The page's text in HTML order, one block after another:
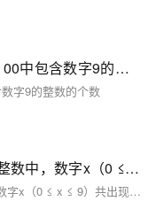
【C语言刷题每日一题】——求1到100中包含数字9的整数的个数
字9的整数的个数
C语言---试计算在区间1 到n 的所有整数中，数字x（0 ≤ x ≤ 9）共出现了多少次？
C语言---试计算在区间1 到n 的所有整数中，数字x（0 ≤ x ≤ 9）共出现了多少次？